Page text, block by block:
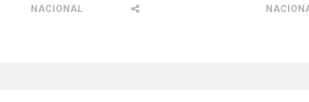
NACIONAL